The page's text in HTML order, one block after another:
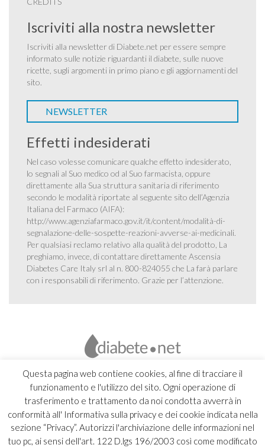
Questa pagina web contiene cookies, al fine di tracciare il
funzionamento e l'utilizzo del sito. Ogni operazione di
trasferimento e trattamento da noi condotta avverrà in
conformità all' Informativa sulla privacy e dei cookie indicata nella
sezione “Privacy”. Autorizzi l'archiviazione delle informazioni nel
tuo pc, ai sensi dell'art. 122 D.lgs 196/2003 così come modificato
Iscriviti alla nostra newsletter
Iscriviti alla newsletter di Diabete.net per essere sempre
informato sulle notizie riguardanti il diabete, sulle nuove
ricette, sugli argomenti in primo piano e gli aggiornamenti del
sito.
NEWSLETTER
Effetti indesiderati
Nel caso volesse comunicare qualche effetto indesiderato,
lo segnali al Suo medico od al Suo farmacista, oppure
direttamente alla Sua struttura sanitaria di riferimento
secondo le modalità riportate al seguente sito dell’Agenzia
Italiana del Farmaco (AIFA):
http://www.agenziafarmaco.gov.it/it/content/modalità-di-
segnalazione-delle-sospette-reazioni-avverse-ai-medicinali.
Per qualsiasi reclamo relativo alla qualità del prodotto, La
preghiamo, invece, di contattare direttamente Ascensia
Diabetes Care Italy srl al n. 800-824055 che La farà parlare
con i responsabili di riferimento. Grazie per l’attenzione.